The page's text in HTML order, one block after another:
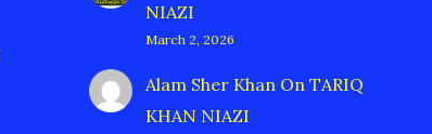
NIAZI
March 2, 2026
Alam Sher Khan On TARIQ
KHAN NIAZI